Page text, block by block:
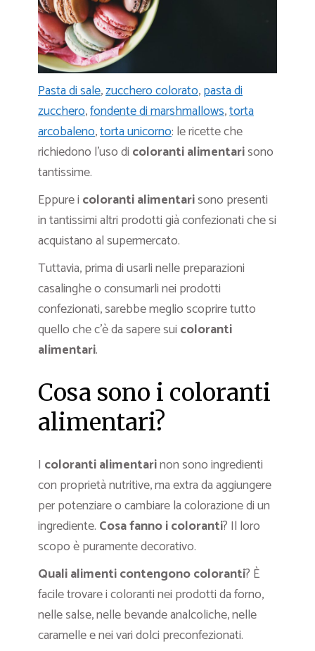
Pasta di sale,zucchero colorato,pasta di
zucchero,fondente di marshmallows,torta
arcobaleno,torta unicorno: le ricette che
richiedono l’uso di coloranti alimentarisono
tantissime.
Eppure i coloranti alimentarisono presenti
in tantissimi altri prodotti già confezionati che si
acquistano al supermercato.
Tuttavia, prima di usarli nelle preparazioni
casalinghe o consumarli nei prodotti
confezionati, sarebbe meglio scoprire tutto
quello che c’è da sapere sui coloranti
alimentari.
Cosa sono i coloranti
alimentari?
I coloranti alimentarinon sono ingredienti
con proprietà nutritive, ma extra da aggiungere
per potenziare o cambiare la colorazione di un
ingrediente. Cosa fanno i coloranti? Il loro
scopo è puramente decorativo.
Quali alimenti contengono coloranti? È
facile trovare i coloranti nei prodotti da forno,
nelle salse, nelle bevande analcoliche, nelle
caramelle e nei vari dolci preconfezionati.